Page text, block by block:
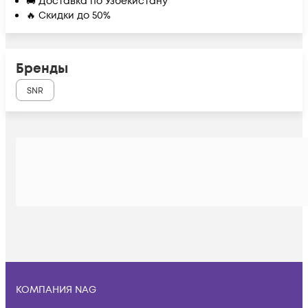
🔥 Скидки до 50%
Бренды
SNR
КОМПАНИЯ NAG